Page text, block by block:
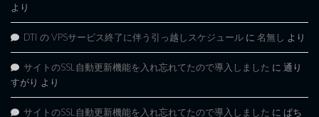
より
DTI の VPSサービス終了に伴う引っ越しスケジュール に 名無し より
サイトのSSL自動更新機能を入れ忘れてたので導入しました に 通り
すがり より
サイトのSSL自動更新機能を入れ忘れてたので導入しました に ぱち